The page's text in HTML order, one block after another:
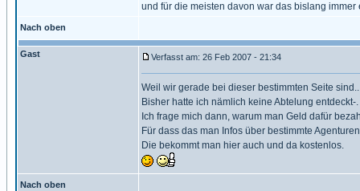
und für die meisten davon war das bislang
Nach oben
Gast Verfasst am: 26 Feb 2007 - 21:34
Weil wir gerade bei dieser bestimmten Seite
Bisher hatte ich nämlich keine Abtelung entdeckt-.
Ich frage mich dann, warum man Geld dafür
Für dass das man Infos über bestimmte
Die bekommt man hier auch und da kostenlos.
Nach oben